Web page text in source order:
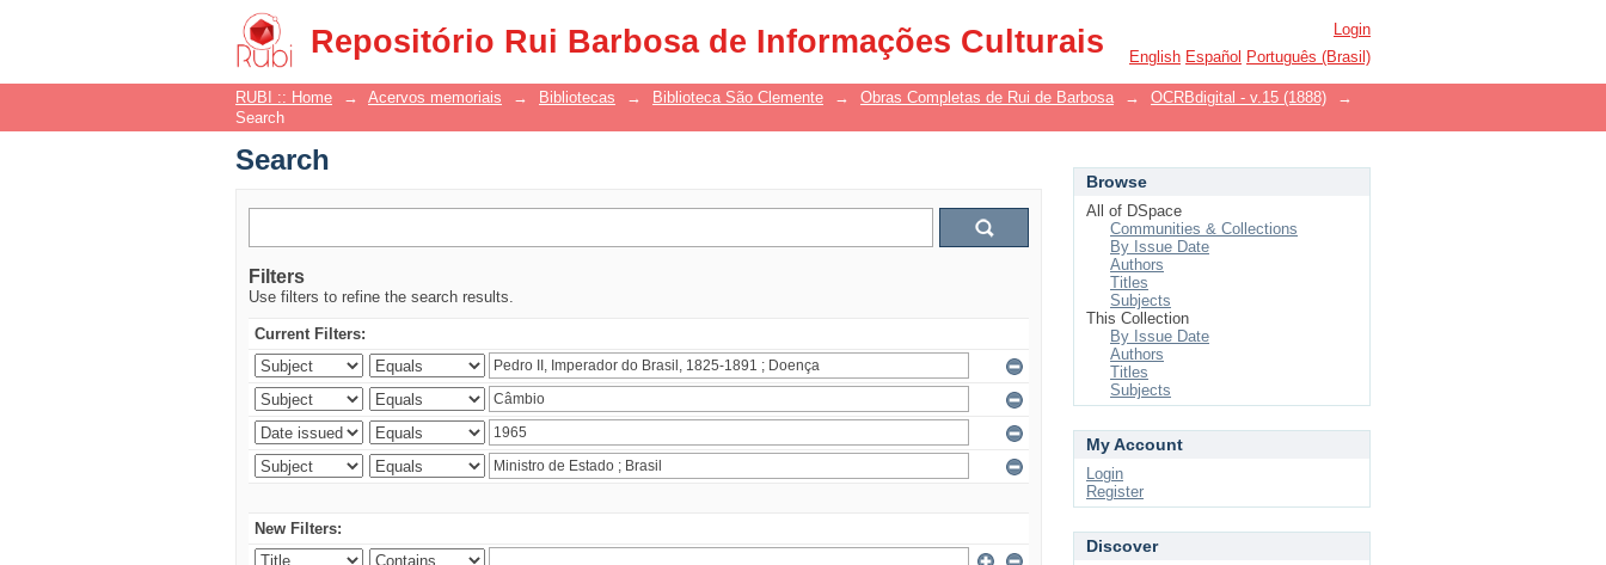
Repositório Rui Barbosa de Informações Culturais
Search
Login
English Español Português (Brasil)
RUBI :: Home → Acervos memoriais → Bibliotecas → Biblioteca São Clemente → Obras Completas de Rui de Barbosa → OCRBdigital - v.15 (1888)
→
Search
Search
Filters
Use filters to refine the search results.
Current Filters:
New Filters:
Browse
All of DSpace
Communities & Collections
By Issue Date
Authors
Titles
Subjects
This Collection
By Issue Date
Authors
Titles
Subjects
My Account
Login
Register
Discover